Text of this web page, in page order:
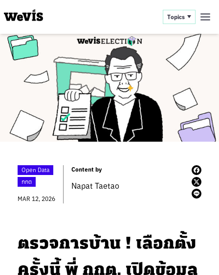
Topics
Open Data
กกต
MAR 12, 2026
Content by
Napat Taetao
ตรวจการบ้าน ! เลือกตั้ง